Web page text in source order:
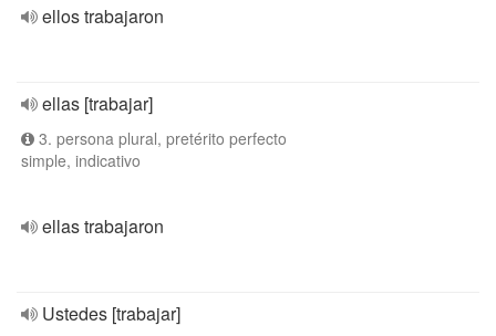
ellos trabajaron
ellas [trabajar]
3. persona plural, pretérito perfecto
simple, indicativo
ellas trabajaron
Ustedes [trabajar]